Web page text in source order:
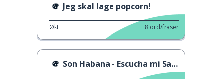
Jeg skal lage popcorn!
Økt 8 ord/fraser
Son Habana - Escucha mi Salsa